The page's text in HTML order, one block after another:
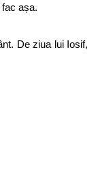
așa.
De ziua lui Iosif,